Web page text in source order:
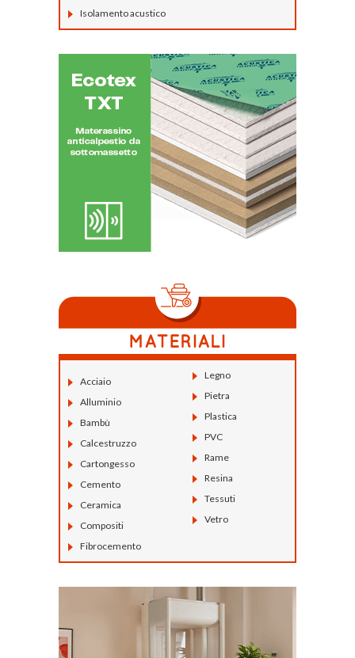
Isolamento acustico
Acciaio
Alluminio
Bambù
Calcestruzzo
Cartongesso
Cemento
Ceramica
Compositi
Fibrocemento
Legno
Pietra
Plastica
PVC
Rame
Resina
Tessuti
Vetro